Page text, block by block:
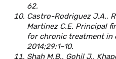
62.
Castro-Rodriguez J.A.,
Martinez C.E. Principal
for chronic treatment in
2014;29:1–10.
Shah M.B., Gohil J.,